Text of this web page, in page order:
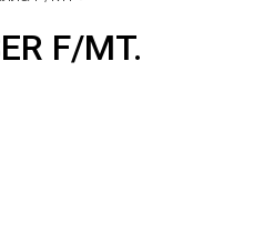
F/MT.